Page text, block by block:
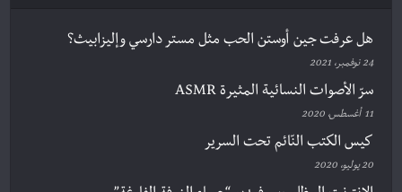
هل عرفت جين أوستن الحب مثل مستر دارسي وإليزابيث؟
24 نوفمبر، 2021
سرّ الأصوات النسائية المثيرة ASMR
11 أغسطس، 2020
كيس الكتب النّائم تحت السرير
20 يوليو، 2020